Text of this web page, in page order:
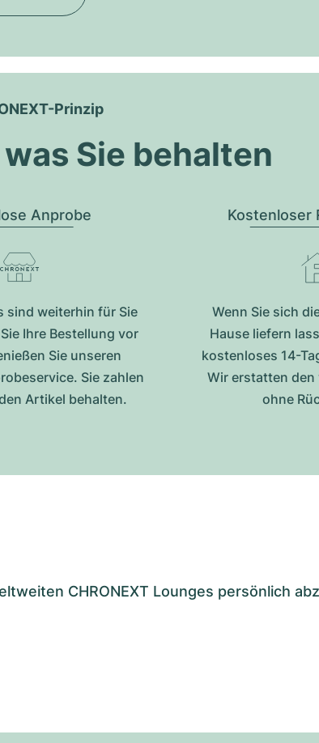
Prinzip
Sie behalten
Anprobe
sind weiterhin für Sie
Ihre Bestellung vor
Sie unseren
Sie zahlen
Artikel behalten.
Kostenloser
Wenn Sie sich
Hause liefern
kostenloses 14-
Wir erstatten
ohne
CHRONEXT Lounges persönlich